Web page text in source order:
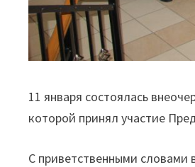
11 января состоялась
которой принял участие
С приветственными словами